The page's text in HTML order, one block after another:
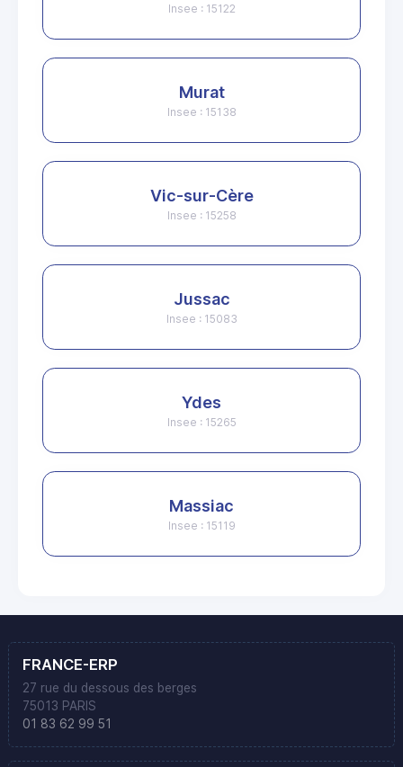
Insee : 15122
Murat
Insee : 15138
Vic-sur-Cère
Insee : 15258
Jussac
Insee : 15083
Ydes
Insee : 15265
Massiac
Insee : 15119
FRANCE-ERP
27 rue du dessous des berges
75013 PARIS
01 83 62 99 51